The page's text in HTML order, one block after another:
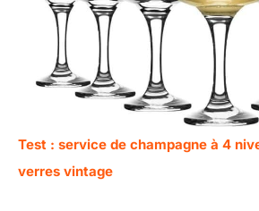
Test : service de champagne à 4
verres vintage